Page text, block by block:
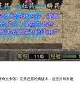
奇点卡版》完美还原经典版本，这些好玩有趣